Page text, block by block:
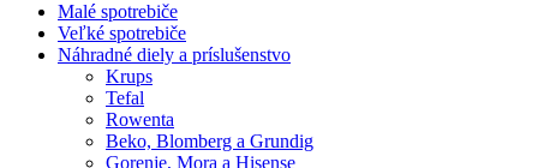
Malé spotrebiče
Veľké spotrebiče
Náhradné diely a príslušenstvo
Krups
Tefal
Rowenta
Beko, Blomberg a Grundig
Gorenje, Mora a Hisense